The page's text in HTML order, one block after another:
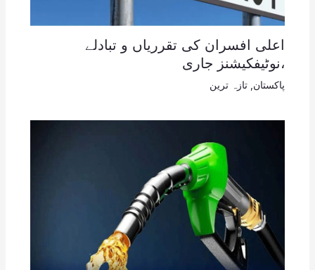
اعلی افسران کی تقرریاں و تبادلے
،نوٹیفکیشنز جاری
پاکستان تازہ ترین